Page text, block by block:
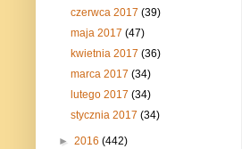
czerwca 2017(39)
maja 2017(47)
kwietnia 2017(36)
marca 2017(34)
lutego 2017(34)
stycznia 2017(34)
► 2016 (442)